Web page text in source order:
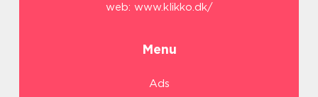
web: www.klikko.dk/
Menu
Ads